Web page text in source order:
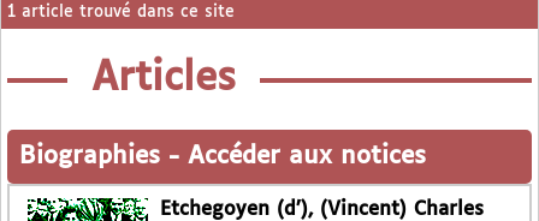
1 article trouvé dans ce site
Articles
Biographies - Accéder aux notices
Etchegoyen (d’), (Vincent) Charles